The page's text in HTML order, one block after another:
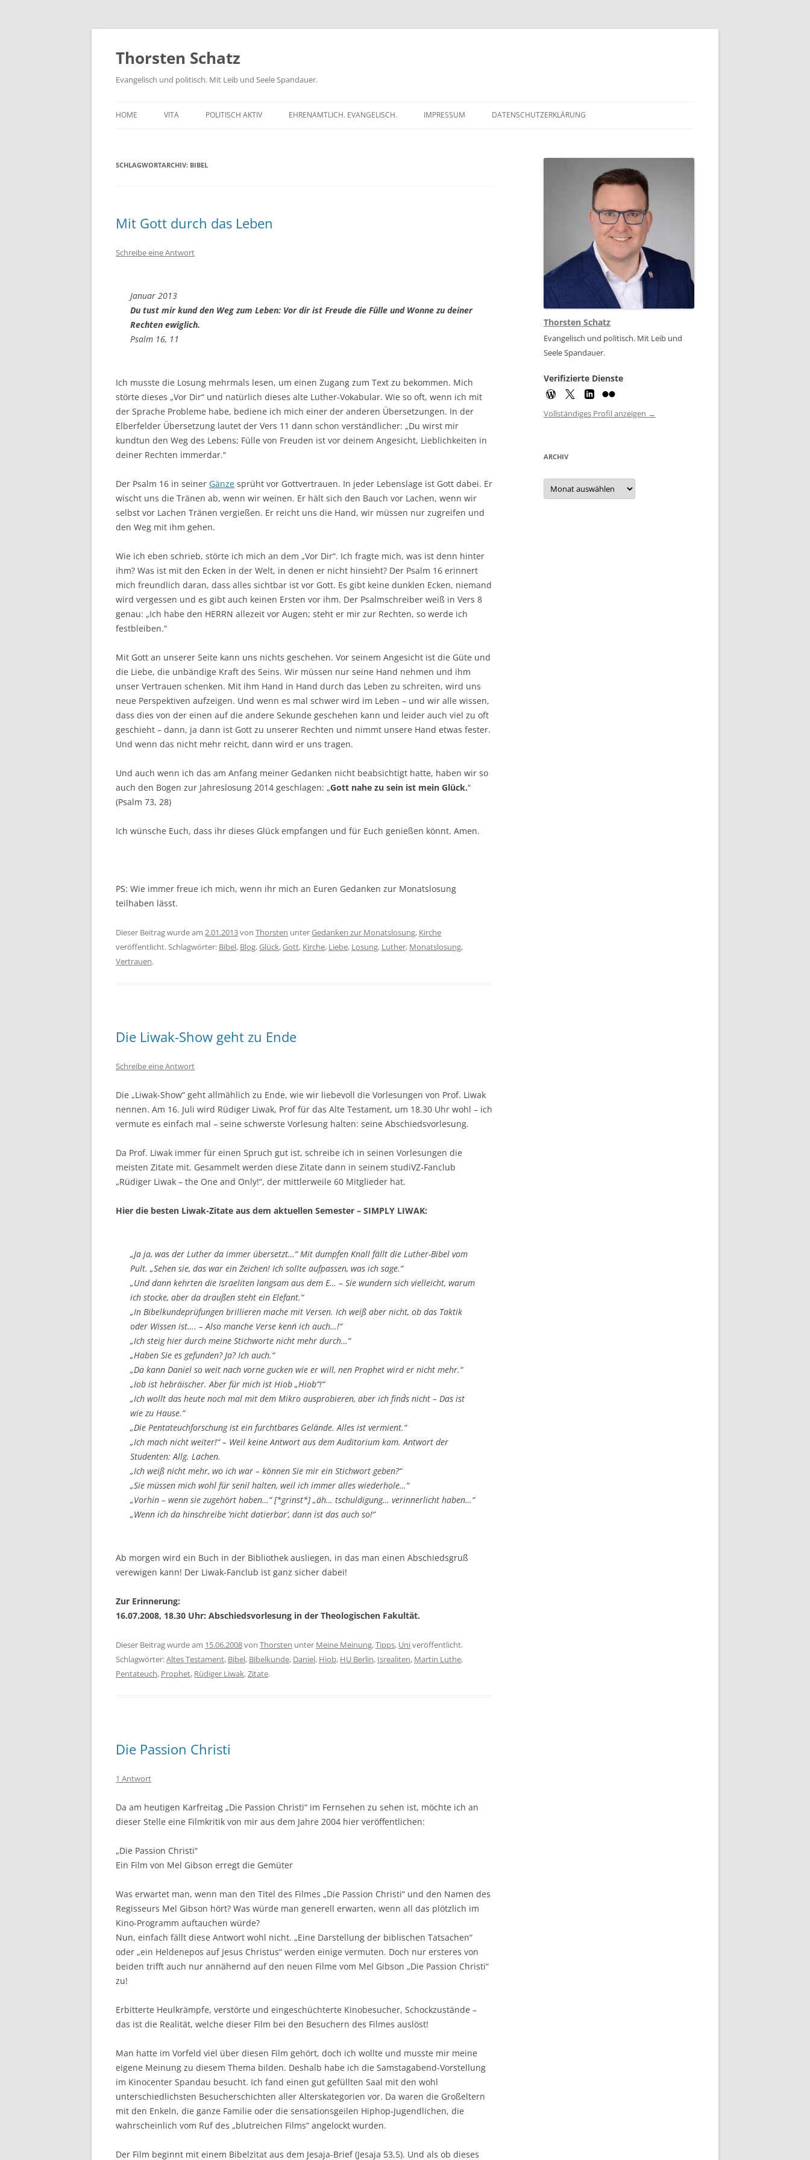
Zum
springen
Thorsten Schatz
Evangelisch und politisch. Mit Leib und Seele Spandauer.
HOME VITA POLITISCH AKTIV EHRENAMTLICH. EVANGELISCH. IMPRESSUM DATENSCHUTZERKLÄRUNG
SCHLAGWORTARCHIV: BIBEL
Mit Gott durch das Leben
Schreibe eine Antwort
Januar 2013
Du tust mir kund den Weg zum Leben: Vor dir ist Freude die Fülle und Wonne zu deiner
Rechten ewiglich.
Psalm 16, 11
Ich musste die Losung mehrmals lesen, um einen Zugang zum Text zu bekommen. Mich
störte dieses „Vor Dir“ und natürlich dieses alte Luther-Vokabular. Wie so oft, wenn ich mit
der Sprache Probleme habe, bediene ich mich einer der anderen Übersetzungen. In der
Elberfelder Übersetzung lautet der Vers 11 dann schon verständlicher: „Du wirst mir
kundtun den Weg des Lebens; Fülle von Freuden ist vor deinem Angesicht, Lieblichkeiten in
deiner Rechten immerdar.“
Der Psalm 16 in seiner Gänze sprüht vor Gottvertrauen. In jeder Lebenslage ist Gott dabei. Er
wischt uns die Tränen ab, wenn wir weinen. Er hält sich den Bauch vor Lachen, wenn wir
selbst vor Lachen Tränen vergießen. Er reicht uns die Hand, wir müssen nur zugreifen und
den Weg mit ihm gehen.
Wie ich eben schrieb, störte ich mich an dem „Vor Dir“. Ich fragte mich, was ist denn hinter
ihm? Was ist mit den Ecken in der Welt, in denen er nicht hinsieht? Der Psalm 16 erinnert
mich freundlich daran, dass alles sichtbar ist vor Gott. Es gibt keine dunklen Ecken, niemand
wird vergessen und es gibt auch keinen Ersten vor ihm. Der Psalmschreiber weiß in Vers 8
genau: „Ich habe den HERRN allezeit vor Augen; steht er mir zur Rechten, so werde ich
festbleiben.“
Mit Gott an unserer Seite kann uns nichts geschehen. Vor seinem Angesicht ist die Güte und
die Liebe, die unbändige Kraft des Seins. Wir müssen nur seine Hand nehmen und ihm
unser Vertrauen schenken. Mit ihm Hand in Hand durch das Leben zu schreiten, wird uns
neue Perspektiven aufzeigen. Und wenn es mal schwer wird im Leben – und wir alle wissen,
dass dies von der einen auf die andere Sekunde geschehen kann und leider auch viel zu oft
geschieht – dann, ja dann ist Gott zu unserer Rechten und nimmt unsere Hand etwas fester.
Und wenn das nicht mehr reicht, dann wird er uns tragen.
Und auch wenn ich das am Anfang meiner Gedanken nicht beabsichtigt hatte, haben wir so
auch den Bogen zur Jahreslosung 2014 geschlagen: „Gott nahe zu sein ist mein Glück.“
(Psalm 73, 28)
Ich wünsche Euch, dass ihr dieses Glück empfangen und für Euch genießen könnt. Amen.
PS: Wie immer freue ich mich, wenn ihr mich an Euren Gedanken zur Monatslosung
teilhaben lässt.
Dieser Beitrag wurde am 2.01.2013von Thorsten unterGedanken zur Monatslosung, Kirche
veröffentlicht. Schlagwörter: Bibel, Blog,Glück,Gott, Kirche, Liebe, Losung, Luther, Monatslosung,
Vertrauen.
Die Liwak-Show geht zu Ende
Schreibe eine Antwort
Die „Liwak-Show“ geht allmählich zu Ende, wie wir liebevoll die Vorlesungen von Prof. Liwak
nennen. Am 16. Juli wird Rüdiger Liwak, Prof für das Alte Testament, um 18.30 Uhr wohl – ich
vermute es einfach mal – seine schwerste Vorlesung halten: seine Abschiedsvorlesung.
Da Prof. Liwak immer für einen Spruch gut ist, schreibe ich in seinen Vorlesungen die
meisten Zitate mit. Gesammelt werden diese Zitate dann in seinem studiVZ-Fanclub
„Rüdiger Liwak – the One and Only!“, der mittlerweile 60 Mitglieder hat.
Hier die besten Liwak-Zitate aus dem aktuellen Semester – SIMPLY LIWAK:
„Ja ja, was der Luther da immer übersetzt…“ Mit dumpfen Knall fällt die Luther-Bibel vom
Pult. „Sehen sie, das war ein Zeichen! Ich sollte aufpassen, was ich sage.“
„Und dann kehrten die Israeliten langsam aus dem E… – Sie wundern sich vielleicht, warum
ich stocke, aber da draußen steht ein Elefant.“
„In Bibelkundeprüfungen brillieren mache mit Versen. Ich weiß aber nicht, ob das Taktik
oder Wissen ist…. – Also manche Verse kenn´ ich auch…!“
„Ich steig hier durch meine Stichworte nicht mehr durch…“
„Haben Sie es gefunden? Ja? Ich auch.“
„Da kann Daniel so weit nach vorne gucken wie er will, nen Prophet wird er nicht mehr.“
„Iob ist hebräischer. Aber für mich ist Hiob „Hiob“!“
„Ich wollt das heute noch mal mit dem Mikro ausprobieren, aber ich find´s nicht – Das ist
wie zu Hause.“
„Die Pentateuchforschung ist ein furchtbares Gelände. Alles ist vermient.“
„Ich mach nicht weiter!“ – Weil keine Antwort aus dem Auditorium kam. Antwort der
Studenten: Allg. Lachen.
„Ich weiß nicht mehr, wo ich war – können Sie mir ein Stichwort geben?“
„Sie müssen mich wohl für senil halten, weil ich immer alles wiederhole…“
„Vorhin – wenn sie zugehört haben…“ [*grinst*] „äh… tschuldigung… verinnerlicht haben…“
„Wenn ich da hinschreibe ’nicht datierbar‘, dann ist das auch so!“
Ab morgen wird ein Buch in der Bibliothek ausliegen, in das man einen Abschiedsgruß
verewigen kann! Der Liwak-Fanclub ist ganz sicher dabei!
Zur Erinnerung:
16.07.2008, 18.30 Uhr: Abschiedsvorlesung in der Theologischen Fakultät.
Dieser Beitrag wurde am 15.06.2008von Thorsten unter Meine Meinung,Tipps, Univeröffentlicht.
Schlagwörter:Altes Testament, Bibel, Bibelkunde, Daniel, Hiob, HU Berlin, Isrealiten, Martin Luthe,
Pentateuch, Prophet, Rüdiger Liwak,Zitate.
Die Passion Christi
1 Antwort
Da am heutigen Karfreitag „Die Passion Christi“ im Fernsehen zu sehen ist, möchte ich an
dieser Stelle eine Filmkritik von mir aus dem Jahre 2004 hier veröffentlichen:
„Die Passion Christi“
Ein Film von Mel Gibson erregt die Gemüter
Was erwartet man, wenn man den Titel des Filmes „Die Passion Christi“ und den Namen des
Regisseurs Mel Gibson hört? Was würde man generell erwarten, wenn all das plötzlich im
Kino-Programm auftauchen würde?
Nun, einfach fällt diese Antwort wohl nicht. „Eine Darstellung der biblischen Tatsachen“
oder „ein Heldenepos auf Jesus Christus“ werden einige vermuten. Doch nur ersteres von
beiden trifft auch nur annähernd auf den neuen Filme vom Mel Gibson „Die Passion Christi“
zu!
Erbitterte Heulkrämpfe, verstörte und eingeschüchterte Kinobesucher, Schockzustände –
das ist die Realität, welche dieser Film bei den Besuchern des Filmes auslöst!
Man hatte im Vorfeld viel über diesen Film gehört, doch ich wollte und musste mir meine
eigene Meinung zu diesem Thema bilden. Deshalb habe ich die Samstagabend-Vorstellung
im Kinocenter Spandau besucht. Ich fand einen gut gefüllten Saal mit den wohl
unterschiedlichsten Besucherschichten aller Alterskategorien vor. Da waren die Großeltern
mit den Enkeln, die ganze Familie oder die sensationsgeilen Hiphop-Jugendlichen, die
wahrscheinlich vom Ruf des „blutreichen Films“ angelockt wurden.
Der Film beginnt mit einem Bibelzitat aus dem Jesaja-Brief (Jesaja 53,5). Und als ob dieses
Thorsten Schatz
Evangelisch und politisch. Mit Leib und
Seele Spandauer.
Verifizierte Dienste
Vollständiges Profil anzeigen →
ARCHIV
Archiv